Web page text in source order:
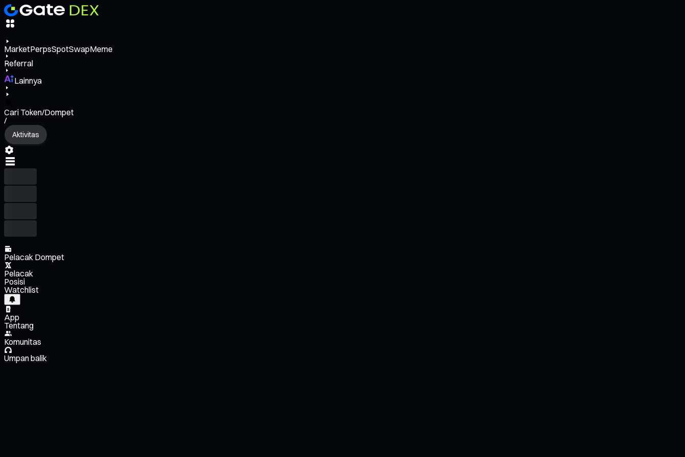
MarketPerpsSpotSwapMeme
Referral
Lainnya
Cari Token/Dompet
/
Aktivitas
Pelacak Dompet
Pelacak
Posisi
Watchlist
App
Tentang
Komunitas
Umpan balik